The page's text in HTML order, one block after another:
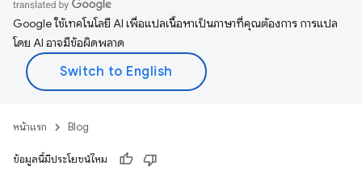
Google ใช้เทคโนโลยี AI เพื่อแปลเนื้อหาเป็นภาษาที่คุณต้องการ การแปล
โดย AI อาจมีข้อผิดพลาด
หน้าแรก Blog
ข้อมูลนี้มีประโยชน์ไหม